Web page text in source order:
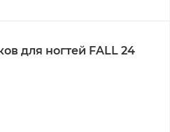
для ногтей FALL 24